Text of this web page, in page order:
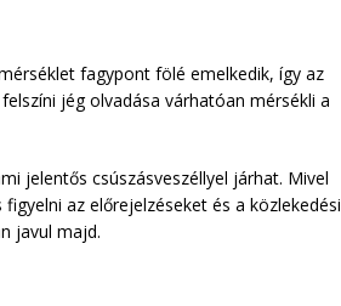
fagypont fölé emelkedik, így az
jég olvadása várhatóan mérsékli a
jelentős csúszásveszéllyel járhat. Mivel
az előrejelzéseket és a közlekedési
javul majd.